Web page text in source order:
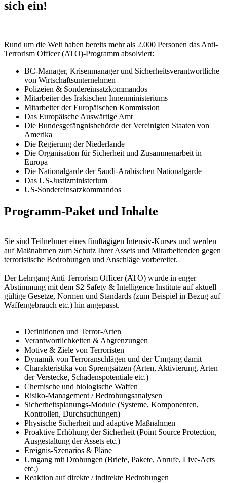
sich ein!
Rund um die Welt haben bereits mehr als 2.000 Personen das Anti-
Terrorism Officer (ATO)-Programm absolviert:
BC-Manager, Krisenmanager und Sicherheitsverantwortliche
von Wirtschaftsunternehmen
Polizeien & Sondereinsatzkommandos
Mitarbeiter des Irakischen Innenministeriums
Mitarbeiter der Europäischen Kommission
Das Europäische Auswärtige Amt
Die Bundesgefängnisbehörde der Vereinigten Staaten von
Amerika
Die Regierung der Niederlande
Die Organisation für Sicherheit und Zusammenarbeit in
Europa
Die Nationalgarde der Saudi-Arabischen Nationalgarde
Das US-Justizministerium
US-Sondereinsatzkommandos
Programm-Paket und Inhalte
Sie sind Teilnehmer eines fünftägigen Intensiv-Kurses und werden
auf Maßnahmen zum Schutz Ihrer Assets und Mitarbeitenden gegen
terroristische Bedrohungen und Anschläge vorbereitet.
Der Lehrgang Anti Terrorism Officer (ATO) wurde in enger
Abstimmung mit dem S2 Safety & Intelligence Institute auf aktuell
gültige Gesetze, Normen und Standards (zum Beispiel in Bezug auf
Waffengebrauch etc.) hin angepasst.
Definitionen und Terror-Arten
Verantwortlichkeiten & Abgrenzungen
Motive & Ziele von Terroristen
Dynamik von Terroranschlägen und der Umgang damit
Charakteristika von Sprengsätzen (Arten, Aktivierung, Arten
der Verstecke, Schadenspotentiale etc.)
Chemische und biologische Waffen
Risiko-Management / Bedrohungsanalysen
Sicherheitsplanungs-Module (Systeme, Komponenten,
Kontrollen, Durchsuchungen)
Physische Sicherheit und adaptive Maßnahmen
Proaktive Erhöhung der Sicherheit (Point Source Protection,
Ausgestaltung der Assets etc.)
Ereignis-Szenarios & Pläne
Umgang mit Drohungen (Briefe, Pakete, Anrufe, Live-Acts
etc.)
Reaktion auf direkte / indirekte Bedrohungen